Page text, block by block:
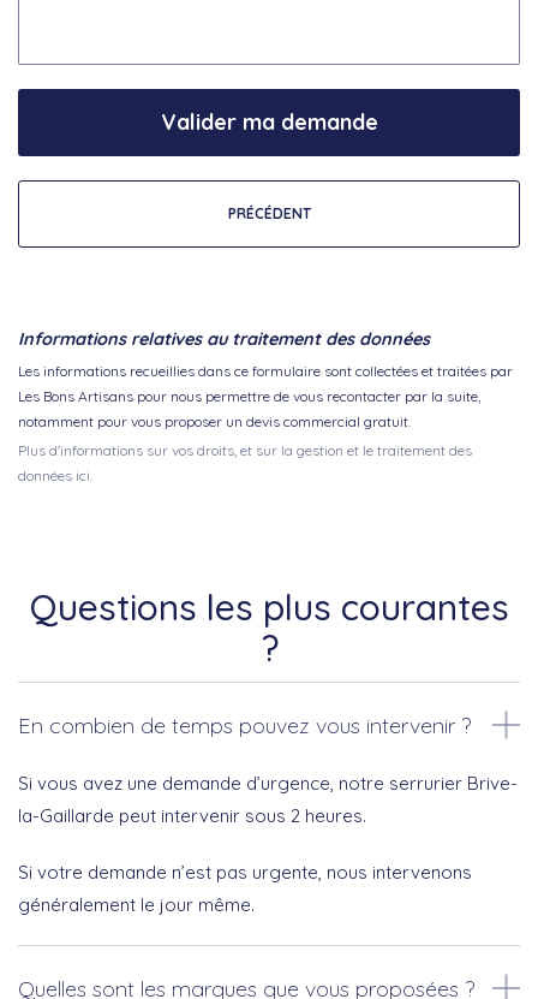
PRÉCÉDENT
Valider ma demande
Informations relatives au traitement des données
Les informations recueillies dans ce formulaire sont collectées et traitées par
Les Bons Artisans pour nous permettre de vous recontacter par la suite,
notamment pour vous proposer un devis commercial gratuit.
Plus d'informations sur vos droits, et sur la gestion et le traitement des
données ici.
Questions les plus courantes
?
En combien de temps pouvez vous intervenir ?
Si vous avez une demande d’urgence, notre serrurier Brive-
la-Gaillarde peut intervenir sous 2 heures.
Si votre demande n’est pas urgente, nous intervenons
généralement le jour même.
Quelles sont les marques que vous proposées ?